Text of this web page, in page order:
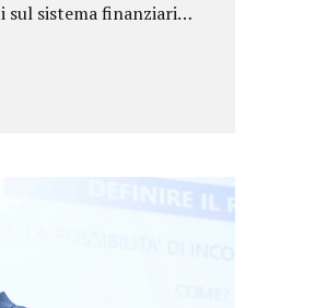
sistema finanziario e